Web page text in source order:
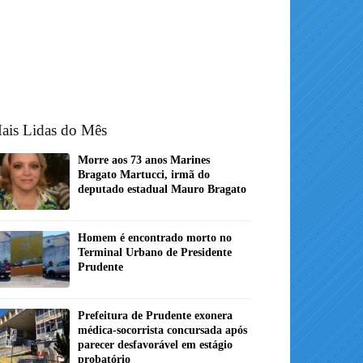
Lidas do Mês
Morre aos 73 anos Marines
Bragato Martucci, irmã do
deputado estadual Mauro Bragato
Homem é encontrado morto no
Terminal Urbano de Presidente
Prudente
Prefeitura de Prudente exonera
médica-socorrista concursada após
parecer desfavorável em estágio
probatório